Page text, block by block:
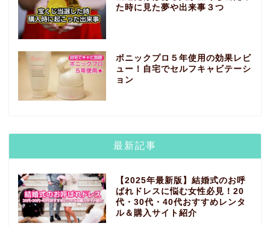
た時に見た夢や出来事３つ
ボニックプロ５年使用の効果レビ
ュー！自宅でセルフキャビテーシ
ョン
最新記事
【2025年最新版】結婚式のお呼
ばれドレスに悩む女性必見！20
代・30代・40代おすすめレンタ
ル＆購入サイト紹介